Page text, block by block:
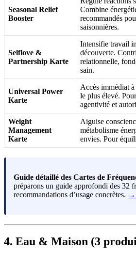
Seasonal Relief
Booster
Combine
recommandés
saisonnières.
Selflove &
Partnership Karte
Intensifie travail
découverte.
relationnelle,
sain.
Universal Power
Karte
Accès immédiat
le plus élevé.
agentivité et
Weight
Management
Karte
Aiguise
métabolisme
envies. Pour
Guide détaillé des Cartes de
préparons un guide approfondi des 32
recommandations d’usage concrètes. →
4. Eau & Maison (3